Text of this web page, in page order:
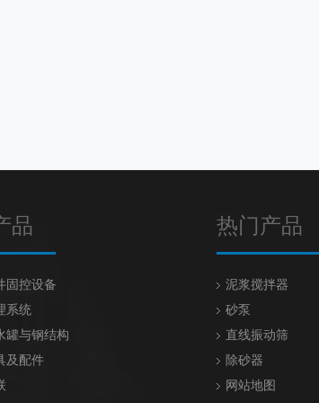
品
固控设备
系统
罐与钢结构
及配件
热门产品
泥浆搅拌器
砂泵
直线振动筛
除砂器
网站地图